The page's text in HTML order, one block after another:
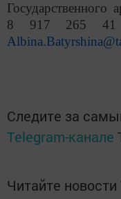
8 917 265
Albina.Batyrshina@
Следите за
Telegram-канале
Читайте новости